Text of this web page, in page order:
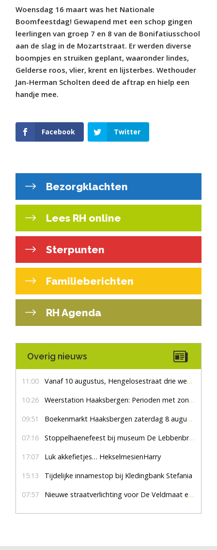
Woensdag 16 maart was het Nationale
Boomfeestdag! Gewapend met een schop gingen
leerlingen van groep 7 en 8 van de Bonifatiusschool
aan de slag in de Mozartstraat. Er werden diverse
boompjes en struiken geplant, waaronder lindes,
Gelderse roos, vlier, krent en lijsterbes. Wethouder
Jan-Herman Scholten deed de aftrap en hielp een
handje mee.
Facebook Twitter
Bezorgklachten
Lees RH online
Sterpunten
Familieberichten
RH Agenda
Overig nieuws
11:00 Vanaf 10 augustus, Hengelosestraat drie weken dicht voor doorgaand verkeer
10:26 Weerstation Haaksbergen: Perioden met zon en droog
09:51 Boekenmarkt Haaksbergen zaterdag 8 augustus, marktplein Haaksbergen
07:16 Stoppelhaenefeest bij museum De Lebbenbrugge
17:07 Luk akkefietjes… HekselmesienHarry
15:13 Tijdelijke innamestop bij Kledingbank Stefania
07:57 Nieuwe straatverlichting voor De Veldmaat en De Pas